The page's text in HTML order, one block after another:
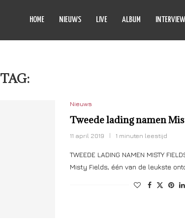
HOME NIEUWS LIVE ALBUM INTERVIEW
TAG:
Nieuws
Tweede lading namen
11 april 2019 1 minuten leestijd
TWEEDE LADING NAMEN MISTY
Misty Fields, één van de leukste